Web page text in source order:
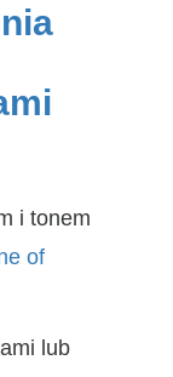
i tonem
of
lub